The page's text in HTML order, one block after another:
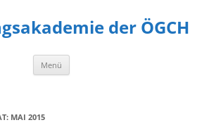
der ÖGCH
Menü
MAI 2015